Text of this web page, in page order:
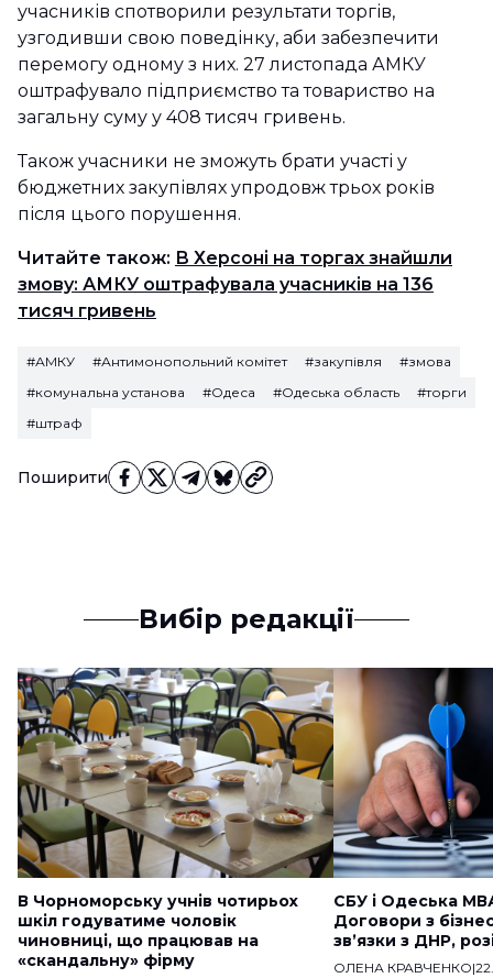
Поширити
учасників спотворили результати торгів,
узгодивши свою поведінку, аби забезпечити
перемогу одному з них. 27 листопада АМКУ
оштрафувало підприємство та товариство на
загальну суму у 408 тисяч гривень.
Також учасники не зможуть брати участі у
бюджетних закупівлях упродовж трьох років
після цього порушення.
Читайте також: В Херсоні на торгах знайшли
змову: АМКУ оштрафувала учасників на 136
тисяч гривень
#АМКУ #Антимонопольний комітет #закупівля
#змова
#комунальна установа
#Одеса #Одеська область
#торги
#штраф
Вибір редакції
В Чорноморську учнів чотирьох
шкіл годуватиме чоловік
чиновниці, що працював на
«скандальну» фірму
СБУ і Одеська
Договори з
звʼязки з ДНР,
ОЛЕНА КРАВЧЕНКО|